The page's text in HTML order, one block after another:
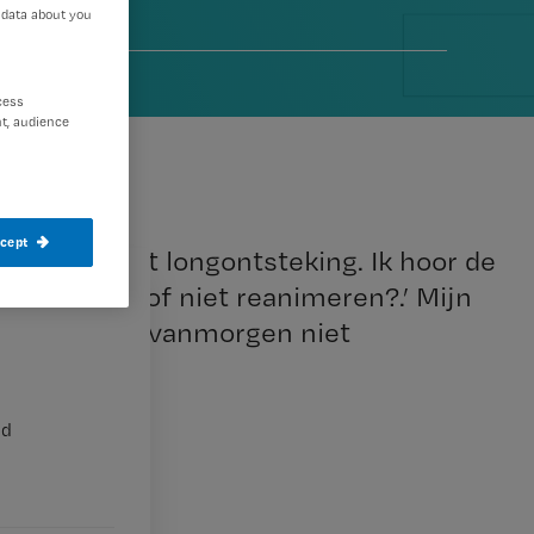
over, met longontsteking. Ik hoor de
ik wel of niet reanimeren?.’ Mijn
had ze vanmorgen niet
about you
audience